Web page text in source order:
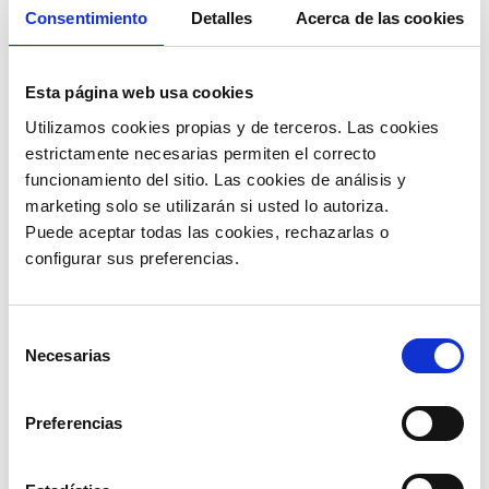
Consentimiento Detalles Acerca de las cookies
Esta página web usa cookies
Utilizamos cookies propias y de terceros. Las cookies
estrictamente necesarias permiten el correcto
funcionamiento del sitio. Las cookies de análisis y
marketing solo se utilizarán si usted lo autoriza.
Puede aceptar todas las cookies, rechazarlas o
configurar sus preferencias.
Necesarias
Preferencias
una experiencia neutral y variada para los usuarios.
Las funciones más destacadas son las siguientes:
como agendar citas, obtener información y hacer
reservas de manera eficaz mediante interacciones
automatizadas.
Optimización de la experiencia
Proporciona sugerencias de respuestas, traduce
mensajes y recomienda contenido para mejorar la
interacción personalizada.
Automatiza las respuestas a preguntas frecuentes,
recursos humanos para tareas más complejas.
Ayuda a los usuarios a realizar acciones como